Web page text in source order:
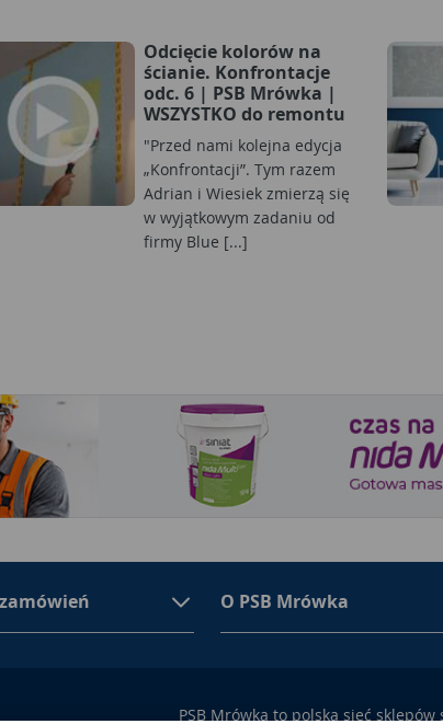
Odcięcie kolorów na
ścianie. Konfrontacje
odc. 6 | PSB Mrówka |
WSZYSTKO do remontu
"Przed nami kolejna edycja
„Konfrontacji”. Tym razem
Adrian i Wiesiek zmierzą się
w wyjątkowym zadaniu od
firmy Blue [...]
O PSB Mrówka
PSB Mrówka to polska sieć